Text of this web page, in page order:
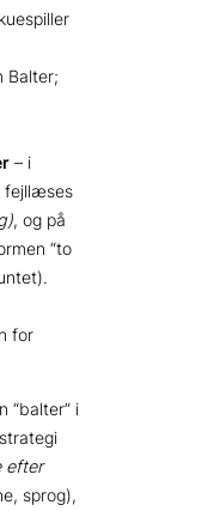
Balter;
– i
fejllæses
, og på
“to
for
“balter” i
efter
sprog),